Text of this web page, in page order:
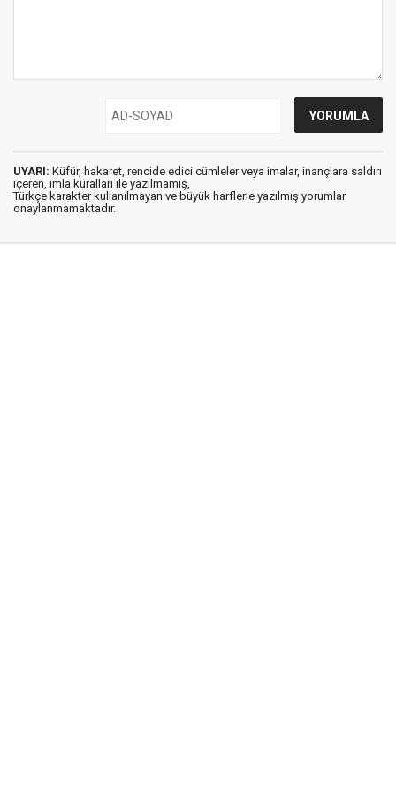
UYARI: Küfür, hakaret, rencide edici cümleler veya imalar, inançlara saldırı
içeren, imla kuralları ile yazılmamış,
Türkçe karakter kullanılmayan ve büyük harflerle yazılmış yorumlar
onaylanmamaktadır.